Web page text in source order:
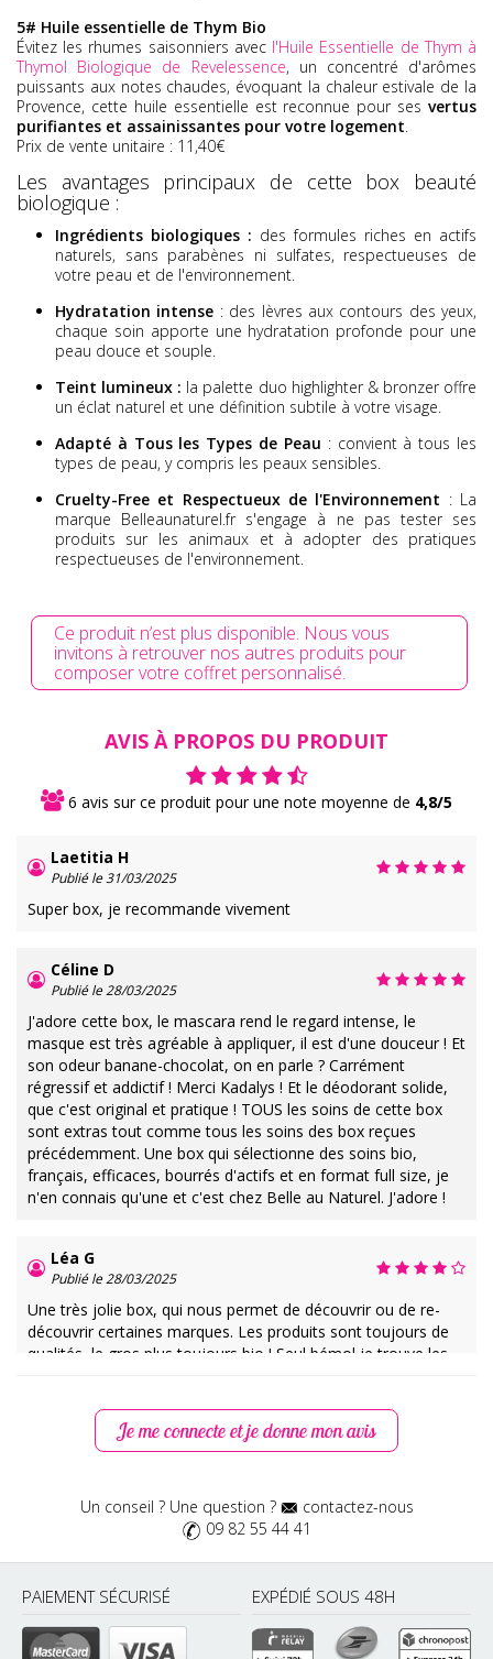
5# Huile essentielle de Thym Bio
Évitez les rhumes saisonniers avec l'Huile Essentielle de Thym à
Thymol Biologique de Revelessence, un concentré d'arômes
puissants aux notes chaudes, évoquant la chaleur estivale de la
Provence, cette huile essentielle est reconnue pour ses vertus
purifiantes et assainissantes pour votre logement.
Prix de vente unitaire : 11,40€
Les avantages principaux de cette box beauté
biologique :
Ingrédients biologiques : des formules riches en actifs
naturels, sans parabènes ni sulfates, respectueuses de
votre peau et de l'environnement.
Hydratation intense : des lèvres aux contours des yeux,
chaque soin apporte une hydratation profonde pour une
peau douce et souple.
Teint lumineux : la palette duo highlighter & bronzer offre
un éclat naturel et une définition subtile à votre visage.
Adapté à Tous les Types de Peau : convient à tous les
types de peau, y compris les peaux sensibles.
Cruelty-Free et Respectueux de l'Environnement : La
marque Belleaunaturel.fr s'engage à ne pas tester ses
produits sur les animaux et à adopter des pratiques
respectueuses de l'environnement.
Ce produit n’est plus disponible. Nous vous
invitons à retrouver nos autres produits pour
composer votre coffret personnalisé.
AVIS À PROPOS DU PRODUIT
6 avis sur ce produit pour une note moyenne de 4,8/5
Laetitia H
Publié le 31/03/2025
Super box, je recommande vivement
Céline D
Publié le 28/03/2025
J'adore cette box, le mascara rend le regard intense, le
masque est très agréable à appliquer, il est d'une douceur ! Et
son odeur banane-chocolat, on en parle ? Carrément
régressif et addictif ! Merci Kadalys ! Et le déodorant solide,
que c'est original et pratique ! TOUS les soins de cette box
sont extras tout comme tous les soins des box reçues
précédemment. Une box qui sélectionne des soins bio,
français, efficaces, bourrés d'actifs et en format full size, je
n'en connais qu'une et c'est chez Belle au Naturel. J'adore !
Léa G
Publié le 28/03/2025
Une très jolie box, qui nous permet de découvrir ou de re-
découvrir certaines marques. Les produits sont toujours de
qualités, le gros plus toujours bio ! Seul bémol je trouve les
Sandrine B
Cette box est tout simplement parfaite. Elle réponds aux
besoins quotidiens de la peau. Les produits toujours en
suis très satisfaite.
Je me connecte et je donne mon avis
Un conseil ? Une question ?
contactez-nous
09 82 55 44 41
PAIEMENT SÉCURISÉ EXPÉDIÉ SOUS 48H